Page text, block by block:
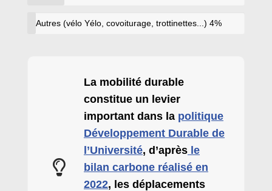
Autres (vélo Yélo, covoiturage, trottinettes...)4%
La mobilité durable
constitue un levier
important dans la politique
Développement Durable de
l’Université, d’après le
bilan carbone réalisé en
2022, les déplacements